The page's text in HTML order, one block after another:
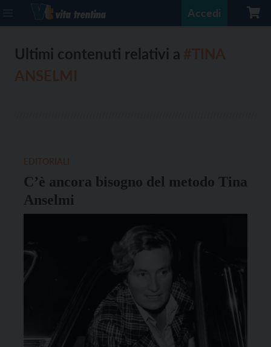
Accedi
Ultimi contenuti relativi a
C’è ancora bisogno del metodo Tina
Anselmi